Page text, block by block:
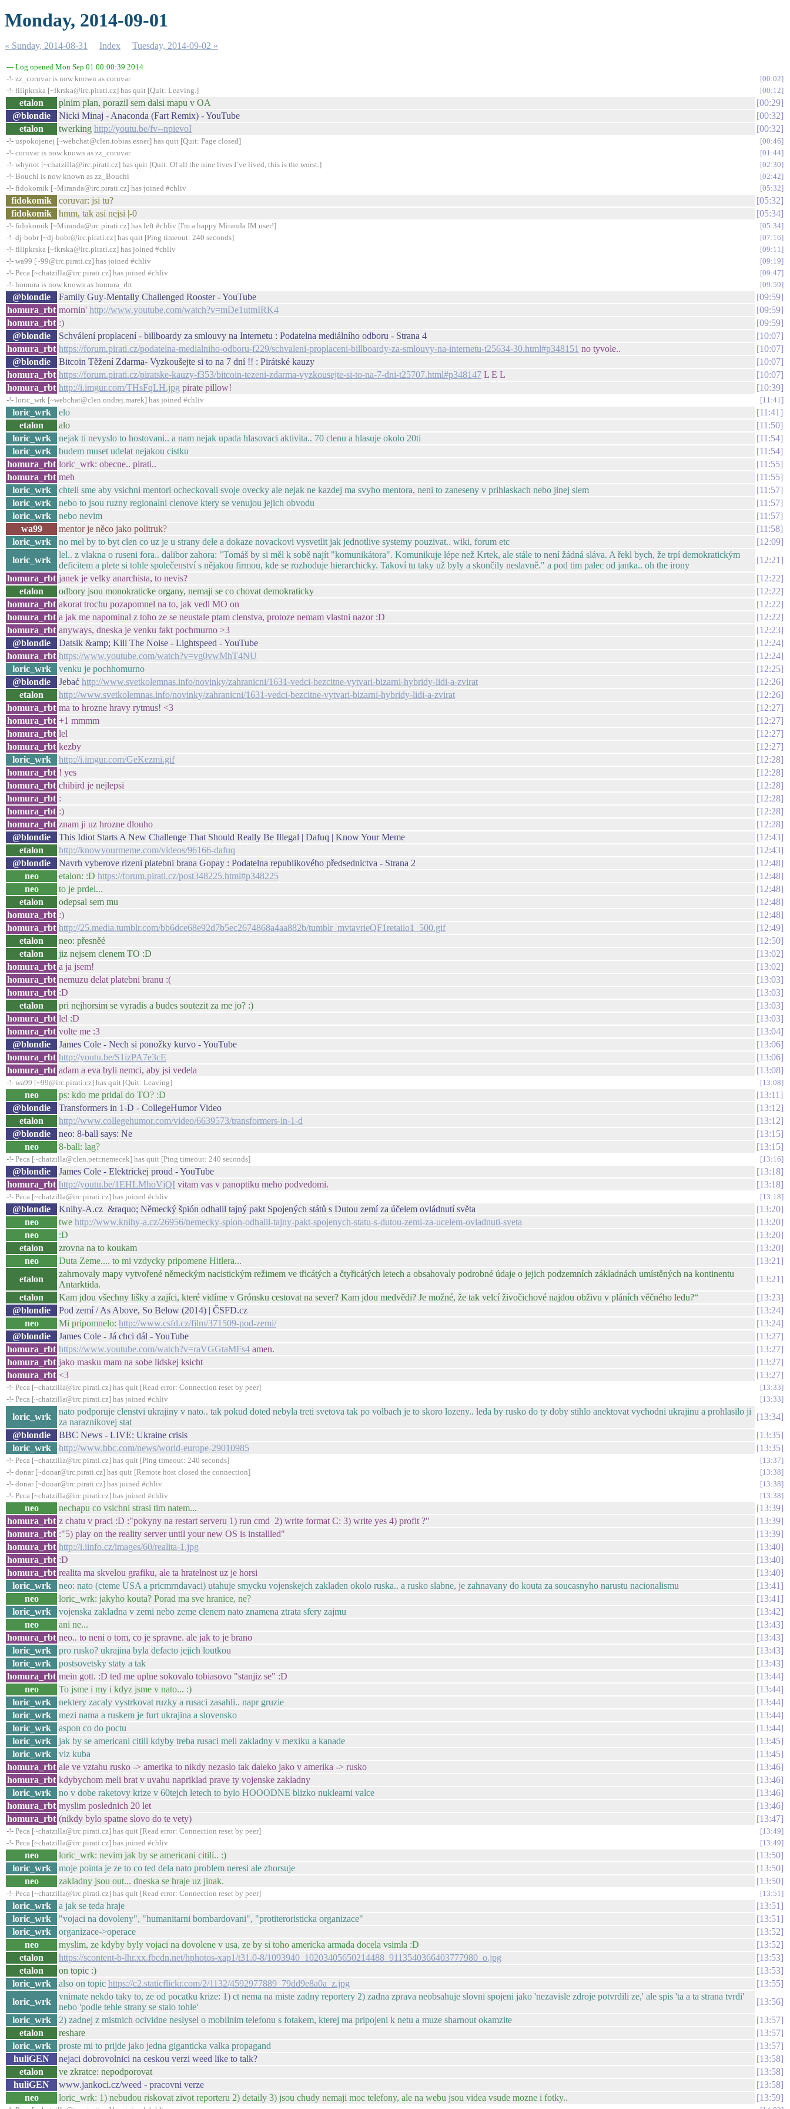
Monday, 2014-09-01
« Sunday, 2014-08-31 Index Tuesday, 2014-09-02 »
--- Log opened Mon Sep 01 00:00:39 2014
-!- zz_coruvar is now known as coruvar
00:02
-!- filipkrska [~fkrska@irc.pirati.cz] has quit [Quit: Leaving.]
00:12
etalon plnim plan, porazil sem dalsi mapu v OA
00:29
@blondie
Nicki Minaj - Anaconda (Fart Remix) - YouTube
00:32
etalon
twerking http://youtu.be/fv--npievoI 00:32
-!- uspokojenej [~webchat@clen.tobias.esner] has quit [Quit: Page closed]
00:46
-!- coruvar is now known as zz_coruvar
01:44
-!- whynot [~chatzilla@irc.pirati.cz] has quit [Quit: Of all the nine lives I´ve lived, this is the worst.]
02:30
-!- Bouchi is now known as zz_Bouchi
02:42
-!- fidokomik [~Miranda@irc.pirati.cz] has joined #chliv
05:32
fidokomik coruvar: jsi tu?
05:32
fidokomik
hmm, tak asi nejsi |-0 05:34
-!- fidokomik [~Miranda@irc.pirati.cz] has left #chliv [I'm a happy Miranda IM user!]
05:34
-!- dj-bobr [~dj-bobr@irc.pirati.cz] has quit [Ping timeout: 240 seconds]
07:16
-!- filipkrska [~fkrska@irc.pirati.cz] has joined #chliv
09:11
-!- wa99 [~99@irc.pirati.cz] has joined #chliv
09:19
-!- Peca [~chatzilla@irc.pirati.cz] has joined #chliv
09:47
-!- homura is now known as homura_rbt
09:59
@blondie Family Guy-Mentally Challenged Rooster - YouTube
09:59
homura_rbt mornin' http://www.youtube.com/watch?v=mDe1utmIRK4
09:59
homura_rbt :)
09:59
@blondie
Schválení proplacení - billboardy za smlouvy na Internetu : Podatelna mediálního odboru - Strana 4
10:07
homura_rbt https://forum.pirati.cz/podatelna-medialniho-odboru-f229/schvaleni-proplaceni-billboardy-za-smlouvy-na-internetu-t25634-30.html#p348151 no tyvole..
10:07
@blondie
Bitcoin Těžení Zdarma- Vyzkoušejte si to na 7 dní !! : Pirátské kauzy
10:07
homura_rbt https://forum.pirati.cz/piratske-kauzy-f353/bitcoin-tezeni-zdarma-vyzkousejte-si-to-na-7-dni-t25707.html#p348147 L E L
10:07
homura_rbt http://i.imgur.com/THsFqLH.jpg pirate pillow! 10:39
-!- loric_wrk [~webchat@clen.ondrej.marek] has joined #chliv 11:41
loric_wrk elo
11:41
etalon
alo
11:50
loric_wrk
nejak ti nevyslo to hostovani.. a nam nejak upada hlasovaci aktivita.. 70 clenu a hlasuje okolo 20ti
11:54
loric_wrk
budem muset udelat nejakou cistku
11:54
homura_rbt loric_wrk: obecne.. pirati..
11:55
homura_rbt meh
11:55
loric_wrk
chteli sme aby vsichni mentori ocheckovali svoje ovecky ale nejak ne kazdej ma svyho mentora, neni to zaneseny v prihlaskach nebo jinej slem
11:57
loric_wrk
nebo to jsou ruzny regionalni clenove ktery se venujou jejich obvodu
11:57
loric_wrk
nebo nevim
11:57
wa99
mentor je něco jako politruk?
11:58
loric_wrk
no mel by to byt clen co uz je u strany dele a dokaze novackovi vysvetlit jak jednotlive systemy pouzivat.. wiki, forum etc
12:09
loric_wrk
lel.. z vlakna o ruseni fora.. dalibor zahora: "Tomáš by si měl k sobě najít "komunikátora". Komunikuje lépe než Krtek, ale stále to není žádná sláva. A řekl bych, že trpí demokratickým
deficitem a plete si tohle společenství s nějakou firmou, kde se rozhoduje hierarchicky. Takoví tu taky už byly a skončily neslavně." a pod tim palec od janka.. oh the irony
12:21
homura_rbt janek je velky anarchista, to nevis?
12:22
etalon
odbory jsou monokraticke organy, nemaji se co chovat demokraticky
12:22
homura_rbt akorat trochu pozapomnel na to, jak vedl MO on
12:22
homura_rbt a jak me napominal z toho ze se neustale ptam clenstva, protoze nemam vlastni nazor :D
12:22
homura_rbt anyways, dneska je venku fakt pochmurno >3
12:23
@blondie
Datsik &amp; Kill The Noise - Lightspeed - YouTube
12:24
homura_rbt https://www.youtube.com/watch?v=vg0vwMhT4NU
12:24
loric_wrk
venku je pochhomurno
12:25
@blondie
Jebać http://www.svetkolemnas.info/novinky/zahranicni/1631-vedci-bezcitne-vytvari-bizarni-hybridy-lidi-a-zvirat
12:26
etalon
http://www.svetkolemnas.info/novinky/zahranicni/1631-vedci-bezcitne-vytvari-bizarni-hybridy-lidi-a-zvirat
12:26
homura_rbt ma to hrozne hravy rytmus! <3
12:27
homura_rbt +1 mmmm
12:27
homura_rbt lel
12:27
homura_rbt kezby
12:27
loric_wrk
http://i.imgur.com/GeKezmi.gif
12:28
homura_rbt ! yes
12:28
homura_rbt chibird je nejlepsi
12:28
homura_rbt :
12:28
homura_rbt :)
12:28
homura_rbt znam ji uz hrozne dlouho
12:28
@blondie
This Idiot Starts A New Challenge That Should Really Be Illegal | Dafuq | Know Your Meme
12:43
etalon
http://knowyourmeme.com/videos/96166-dafuq
12:43
@blondie
Navrh vyberove rizeni platebni brana Gopay : Podatelna republikového předsednictva - Strana 2
12:48
neo
etalon: :D https://forum.pirati.cz/post348225.html#p348225
12:48
neo
to je prdel...
12:48
etalon
odepsal sem mu
12:48
homura_rbt :)
12:48
homura_rbt http://25.media.tumblr.com/bb6dce68e92d7b5ec2674868a4aa882b/tumblr_mvtavrieQF1retaiio1_500.gif
12:49
etalon
neo: přesněé
12:50
etalon
jiz nejsem clenem TO :D
13:02
homura_rbt a ja jsem!
13:02
homura_rbt nemuzu delat platebni branu :(
13:03
homura_rbt :D
13:03
etalon
pri nejhorsim se vyradis a budes soutezit za me jo? :)
13:03
homura_rbt lel :D
13:03
homura_rbt volte me :3
13:04
@blondie
James Cole - Nech si ponožky kurvo - YouTube
13:06
homura_rbt http://youtu.be/S1izPA7e3cE
13:06
homura_rbt adam a eva byli nemci, aby jsi vedela 13:08
-!- wa99 [~99@irc.pirati.cz] has quit [Quit: Leaving] 13:08
neo ps: kdo me pridal do TO? :D
13:11
@blondie
Transformers in 1-D - CollegeHumor Video
13:12
etalon
http://www.collegehumor.com/video/6639573/transformers-in-1-d
13:12
@blondie
neo: 8-ball says: Ne
13:15
neo
8-ball: lag? 13:15
-!- Peca [~chatzilla@clen.petr.nemecek] has quit [Ping timeout: 240 seconds] 13:16
@blondie James Cole - Elektrickej proud - YouTube
13:18
homura_rbt http://youtu.be/1EHLMhoVjQI vitam vas v panoptiku meho podvedomi. 13:18
-!- Peca [~chatzilla@irc.pirati.cz] has joined #chliv 13:18
@blondie Knihy-A.cz &raquo; Německý špión odhalil tajný pakt Spojených států s Dutou zemí za účelem ovládnutí světa
13:20
neo
twe http://www.knihy-a.cz/26956/nemecky-spion-odhalil-tajny-pakt-spojenych-statu-s-dutou-zemi-za-ucelem-ovladnuti-sveta
13:20
neo
:D
13:20
etalon
zrovna na to koukam
13:20
neo
Duta Zeme.... to mi vzdycky pripomene Hitlera...
13:21
etalon
zahrnovaly mapy vytvořené německým nacistickým režimem ve třicátých a čtyřicátých letech a obsahovaly podrobné údaje o jejich podzemních základnách umístěných na kontinentu
Antarktida.
13:21
etalon
Kam jdou všechny lišky a zajíci, které vidíme v Grónsku cestovat na sever? Kam jdou medvědi? Je možné, že tak velcí živočichové najdou obživu v pláních věčného ledu?“
13:23
@blondie
Pod zemí / As Above, So Below (2014) | ČSFD.cz
13:24
neo
Mi pripomnelo: http://www.csfd.cz/film/371509-pod-zemi/
13:24
@blondie
James Cole - Já chci dál - YouTube
13:27
homura_rbt https://www.youtube.com/watch?v=raVGGtaMFs4 amen.
13:27
homura_rbt jako masku mam na sobe lidskej ksicht
13:27
homura_rbt <3 13:27
-!- Peca [~chatzilla@irc.pirati.cz] has quit [Read error: Connection reset by peer]
13:33
-!- Peca [~chatzilla@irc.pirati.cz] has joined #chliv
13:33
loric_wrk
nato podporuje clenstvi ukrajiny v nato.. tak pokud doted nebyla treti svetova tak po volbach je to skoro lozeny.. leda by rusko do ty doby stihlo anektovat vychodni ukrajinu a prohlasilo ji
za naraznikovej stat
13:34
@blondie
BBC News - LIVE: Ukraine crisis
13:35
loric_wrk
http://www.bbc.com/news/world-europe-29010985 13:35
-!- Peca [~chatzilla@irc.pirati.cz] has quit [Ping timeout: 240 seconds]
13:37
-!- donar [~donar@irc.pirati.cz] has quit [Remote host closed the connection]
13:38
-!- donar [~donar@irc.pirati.cz] has joined #chliv
13:38
-!- Peca [~chatzilla@irc.pirati.cz] has joined #chliv
13:38
neo nechapu co vsichni strasi tim natem...
13:39
homura_rbt z chatu v praci :D :"pokyny na restart serveru 1) run cmd 2) write format C: 3) write yes 4) profit ?"
13:39
homura_rbt :"5) play on the reality server until your new OS is installled"
13:39
homura_rbt http://i.iinfo.cz/images/60/realita-1.jpg
13:40
homura_rbt :D
13:40
homura_rbt realita ma skvelou grafiku, ale ta hratelnost uz je horsi
13:40
loric_wrk
neo: nato (cteme USA a pricmrndavaci) utahuje smycku vojenskejch zakladen okolo ruska.. a rusko slabne, je zahnavany do kouta za soucasnyho narustu nacionalismu
13:41
neo
loric_wrk: jakyho kouta? Porad ma sve hranice, ne?
13:41
loric_wrk
vojenska zakladna v zemi nebo zeme clenem nato znamena ztrata sfery zajmu
13:42
neo
ani ne...
13:43
homura_rbt neo.. to neni o tom, co je spravne. ale jak to je brano
13:43
loric_wrk
pro rusko? ukrajina byla defacto jejich loutkou
13:43
loric_wrk
postsovetsky staty a tak
13:43
homura_rbt mein gott. :D ted me uplne sokovalo tobiasovo "stanjiz se" :D
13:44
neo
To jsme i my i kdyz jsme v nato... :)
13:44
loric_wrk
nektery zacaly vystrkovat ruzky a rusaci zasahli.. napr gruzie
13:44
loric_wrk
mezi nama a ruskem je furt ukrajina a slovensko
13:44
loric_wrk
aspon co do poctu
13:44
loric_wrk
jak by se americani citili kdyby treba rusaci meli zakladny v mexiku a kanade
13:45
loric_wrk
viz kuba
13:45
homura_rbt ale ve vztahu rusko -> amerika to nikdy nezaslo tak daleko jako v amerika -> rusko
13:46
homura_rbt kdybychom meli brat v uvahu napriklad prave ty vojenske zakladny
13:46
loric_wrk
no v dobe raketovy krize v 60tejch letech to bylo HOOODNE blizko nuklearni valce
13:46
homura_rbt myslim poslednich 20 let
13:46
homura_rbt (nikdy bylo spatne slovo do te vety) 13:47
-!- Peca [~chatzilla@irc.pirati.cz] has quit [Read error: Connection reset by peer]
13:49
-!- Peca [~chatzilla@irc.pirati.cz] has joined #chliv
13:49
neo loric_wrk: nevim jak by se americani citili.. :)
13:50
loric_wrk
moje pointa je ze to co ted dela nato problem neresi ale zhorsuje
13:50
neo
zakladny jsou out... dneska se hraje uz jinak. 13:50
-!- Peca [~chatzilla@irc.pirati.cz] has quit [Read error: Connection reset by peer] 13:51
loric_wrk a jak se teda hraje
13:51
loric_wrk
"vojaci na dovoleny", "humanitarni bombardovani", "protiteroristicka organizace"
13:51
loric_wrk
organizace->operace
13:52
neo
myslim, ze kdyby byly vojaci na dovolene v usa, ze by si toho americka armada docela vsimla :D
13:52
etalon
https://scontent-b-lhr.xx.fbcdn.net/hphotos-xap1/t31.0-8/1093940_10203405650214488_9113540366403777980_o.jpg
13:53
etalon
on topic :)
13:53
loric_wrk
also on topic https://c2.staticflickr.com/2/1132/4592977889_79dd9e8a0a_z.jpg
13:55
loric_wrk
vnimate nekdo taky to, ze od pocatku krize: 1) ct nema na miste zadny reportery 2) zadna zprava neobsahuje slovni spojeni jako 'nezavisle zdroje potvrdili ze,' ale spis 'ta a ta strana tvrdi'
nebo 'podle tehle strany se stalo tohle'
13:56
loric_wrk
2) zadnej z mistnich ocividne neslysel o mobilnim telefonu s fotakem, kterej ma pripojeni k netu a muze sharnout okamzite
13:57
etalon
reshare
13:57
loric_wrk
proste mi to prijde jako jedna giganticka valka propagand
13:57
huliGEN
nejaci dobrovolnici na ceskou verzi weed like to talk?
13:58
etalon
ve zkratce: nepodporovat
13:58
huliGEN
www.jankoci.cz/weed - pracovni verze
13:58
neo
loric_wrk: 1) nebudou riskovat zivot reporteru 2) detaily 3) jsou chudy nemaji moc telefony, ale na webu jsou videa vsude mozne i fotky.. 13:59